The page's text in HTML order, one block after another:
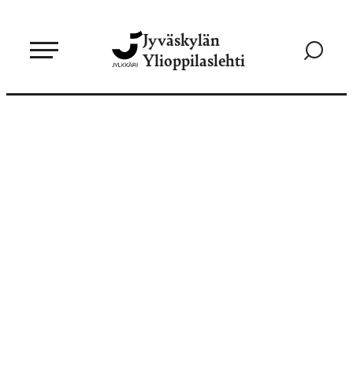
sisältöön
Jyväskylän
Ylioppilaslehti
Siirry